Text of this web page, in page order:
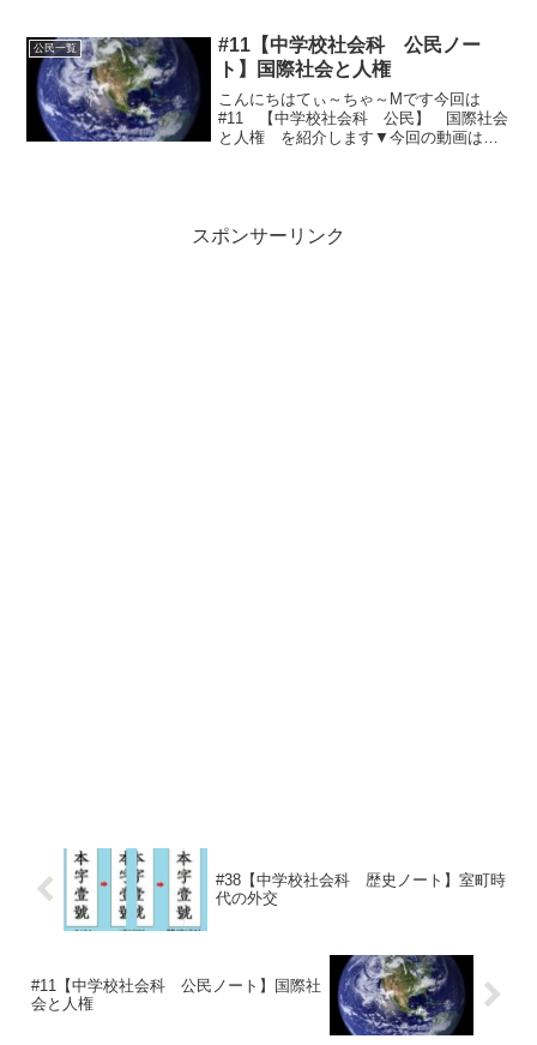
内政不干渉の原則、主権平等の原則１、
領域～領土、領海、領空...
公民一覧
#11【中学校社会科 公民ノー
ト】国際社会と人権
こんにちはてぃ～ちゃ～Mです今回は
#11 【中学校社会科 公民】 国際社会
と人権 を紹介します▼今回の動画はこ
スポンサーリンク
#38【中学校社会科 歴史ノート】室町時
代の外交
#11【中学校社会科 公民ノート】国際社
会と人権